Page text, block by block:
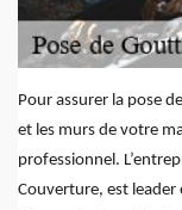
Pour assurer la pose
et les murs de votre
professionnel.
Couverture, est leader